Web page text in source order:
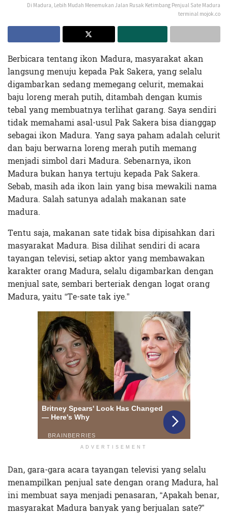
Di Madura, Lebih Mudah Menemukan Jalan Rusak Ketimbang Penjual Sate Madura
terminal mojok.co
Berbicara tentang ikon Madura, masyarakat akan
langsung menuju kepada Pak Sakera, yang selalu
digambarkan sedang memegang celurit, memakai
baju loreng merah putih, ditambah dengan kumis
tebal yang membuatnya terlihat garang. Saya sendiri
tidak memahami asal-usul Pak Sakera bisa dianggap
sebagai ikon Madura. Yang saya paham adalah celurit
dan baju berwarna loreng merah putih memang
menjadi simbol dari Madura. Sebenarnya, ikon
Madura bukan hanya tertuju kepada Pak Sakera.
Sebab, masih ada ikon lain yang bisa mewakili nama
Madura. Salah satunya adalah makanan sate
madura.
Tentu saja, makanan sate tidak bisa dipisahkan dari
masyarakat Madura. Bisa dilihat sendiri di acara
tayangan televisi, setiap aktor yang membawakan
karakter orang Madura, selalu digambarkan dengan
menjual sate, sembari berteriak dengan logat orang
Madura, yaitu “Te-sate tak iye.”
ADVERTISEMENT
Dan, gara-gara acara tayangan televisi yang selalu
menampilkan penjual sate dengan orang Madura, hal
ini membuat saya menjadi penasaran, “Apakah benar,
masyarakat Madura banyak yang berjualan sate?”